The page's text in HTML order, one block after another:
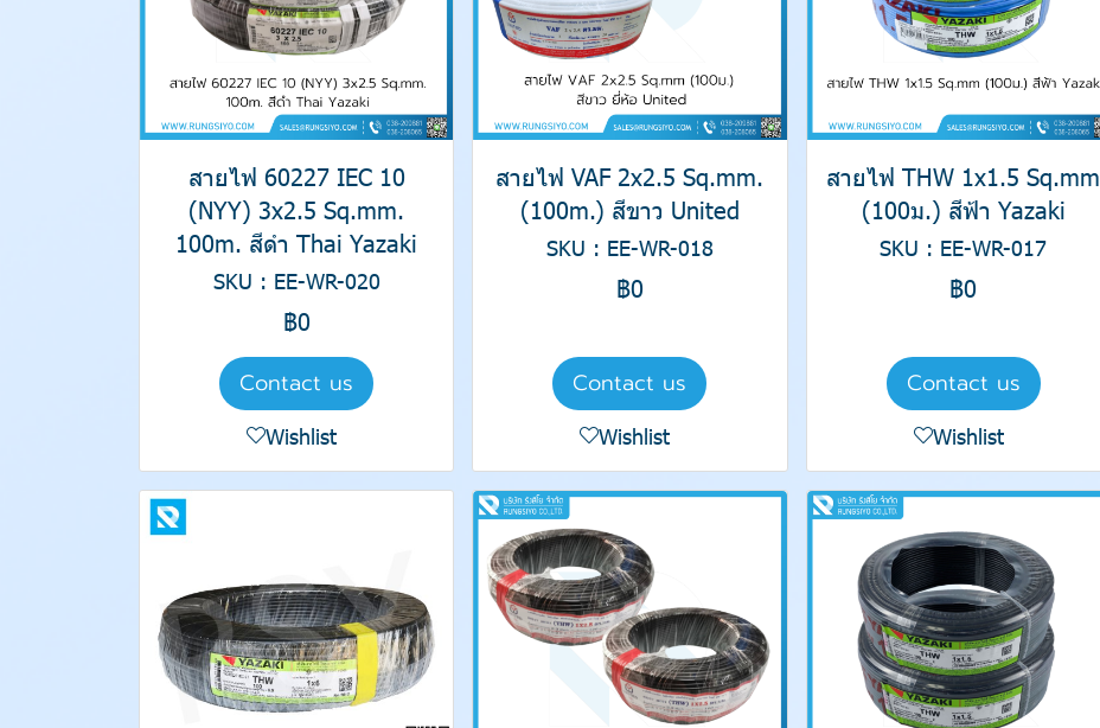
สายไฟ 60227 IEC 10
(NYY) 3x2.5 Sq.mm.
100m. สีดำ Thai Yazaki
SKU : EE-WR-020
฿0
Contact us
Wishlist
สายไฟ VAF 2x2.5 Sq.mm.
(100m.) สีขาว United
SKU : EE-WR-018
฿0
Contact us
Wishlist
สายไฟ THW 1x1.5 Sq.mm
(100ม.) สีฟ้า Yazaki
SKU : EE-WR-017
฿0
Contact us
Wishlist